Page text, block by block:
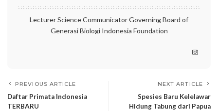
Lecturer Science Communicator Governing Board of
Generasi Biologi Indonesia Foundation
PREVIOUS ARTICLE
Daftar Primata Indonesia
TERBARU
NEXT ARTICLE
Spesies Baru Kelelawar
Hidung Tabung dari Papua